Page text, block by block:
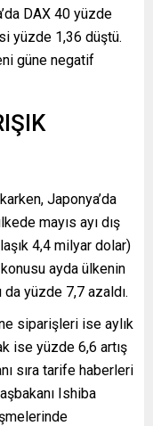
DAX 40 yüzde
yüzde 1,36 düştü.
güne negatif
Japonya’da
mayıs ayı dış
4,4 milyar dolar)
ayda ülkenin
da yüzde 7,7 azaldı.
siparişleri ise aylık
ise yüzde 6,6 artış
sıra tarife haberleri
Ishiba